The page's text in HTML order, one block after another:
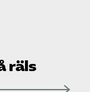
räls